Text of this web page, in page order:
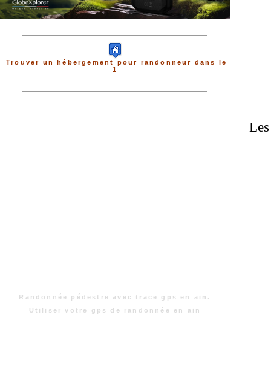
Trouver un hébergement pour randonneur dans le
1
Randonnée pédestre avec trace gps en ain.
Utiliser votre gps de randonnée en ain